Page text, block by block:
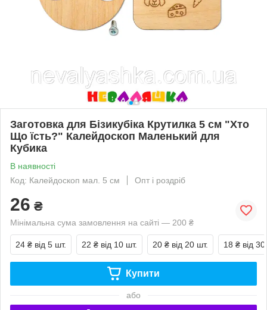
Заготовка для Бізикубіка Крутилка 5 см "Хто
Що їсть?" Калейдоскоп Маленький для
Кубика
В наявності
Код: Калейдоскоп мал. 5 см
Опт і роздріб
26 ₴
Мінімальна сума замовлення на сайті — 200 ₴
24 ₴ від 5 шт. 22 ₴ від 10 шт. 20 ₴ від 20 шт. 18 ₴ від
Купити
або